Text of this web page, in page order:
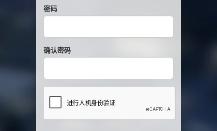
密码
确认密码